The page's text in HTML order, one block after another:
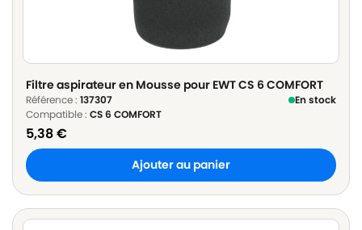
Filtre aspirateur en Mousse pour EWT CS 6 COMFORT
Référence : 137307
En stock
Compatible : CS 6 COMFORT
5,38€
Ajouter au panier